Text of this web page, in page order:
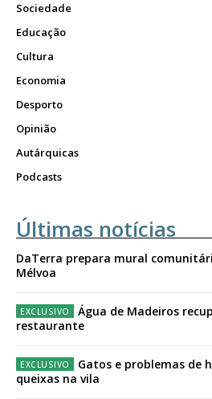
Sociedade
Educação
Cultura
Economia
Desporto
Opinião
Autárquicas
Podcasts
Últimas notícias
DaTerra prepara mural
Mélvoa
Água de Madeiros
restaurante
Gatos e problemas de
queixas na vila